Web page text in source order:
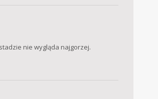
nie wygląda najgorzej.